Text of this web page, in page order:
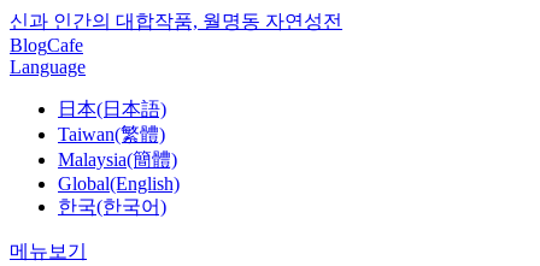
신과 인간의 대합작품, 월명동 자연성전
BlogCafe
Language
日本(日本語)
Taiwan(繁體)
Malaysia(簡體)
Global(English)
한국(한국어)
메뉴보기